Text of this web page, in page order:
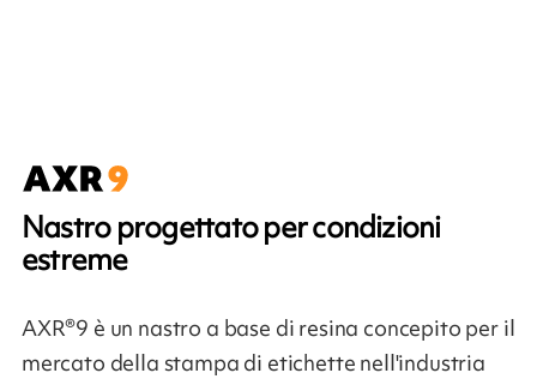
Nastro progettato per condizioni
estreme
AXR®9 è un nastro a base di resina concepito per il
mercato della stampa di etichette nell'industria